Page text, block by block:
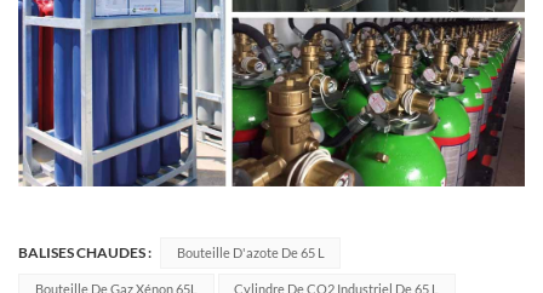
BALISES CHAUDES : Bouteille D'azote De 65 L
Bouteille De Gaz Xénon 65L Cylindre De CO2 Industriel De 65 L